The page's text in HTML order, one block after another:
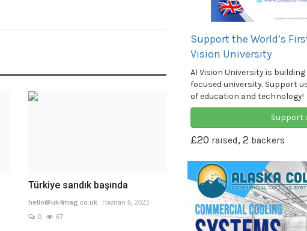
Türkiye sandık başında
hello@uk4mag.co.uk
Haziran 6, 2023
0
67